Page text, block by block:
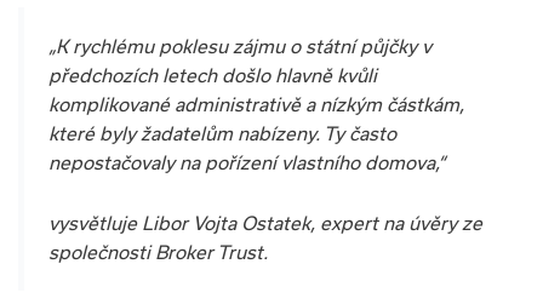
„K rychlému poklesu zájmu o státní půjčky v
předchozích letech došlo hlavně kvůli
komplikované administrativě a nízkým částkám,
které byly žadatelům nabízeny. Ty často
nepostačovaly na pořízení vlastního domova,“
vysvětluje Libor Vojta Ostatek, expert na úvěry ze
společnosti Broker Trust.